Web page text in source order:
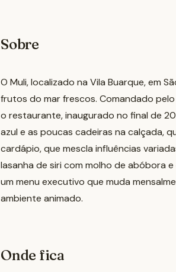
Sobre
O Muli, localizado na Vila Buarque, em
frutos do mar frescos. Comandado
o restaurante, inaugurado no final de
azul e as poucas cadeiras na calçada,
cardápio, que mescla influências
lasanha de siri com molho de abóbora
um menu executivo que muda
ambiente animado.
Onde fica